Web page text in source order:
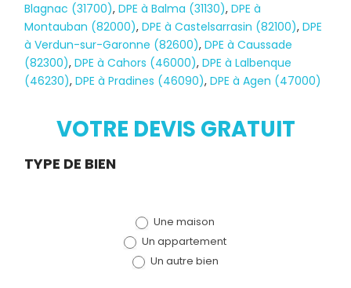
Blagnac (31700),DPE à Balma (31130),DPE à
Montauban (82000),DPE à Castelsarrasin (82100),DPE
à Verdun-sur-Garonne (82600),DPE à Caussade
(82300),DPE à Cahors (46000),DPE à Lalbenque
(46230),DPE à Pradines (46090),DPE à Agen (47000)
VOTRE DEVIS GRATUIT
Demande
TYPE DE BIEN
Une maison
Un appartement
Un autre bien